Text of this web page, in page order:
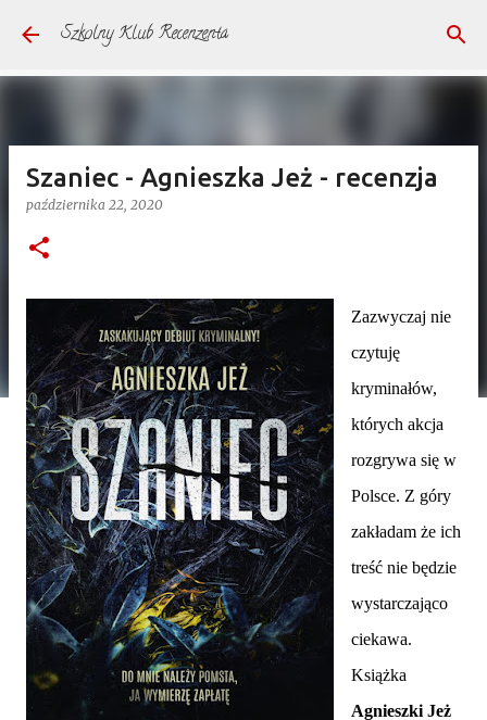
Przejdź do głównej zawartości
Szkolny Klub Recenzenta
Szaniec - Agnieszka Jeż - recenzja
października 22, 2020
Zazwyczaj nie
czytuję
kryminałów,
których akcja
rozgrywa się w
Polsce. Z góry
zakładam że ich
treść nie będzie
wystarczająco
ciekawa.
Książka
Agnieszki Jeż